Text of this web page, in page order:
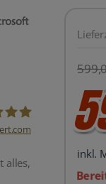
UG
alles,
inkl.